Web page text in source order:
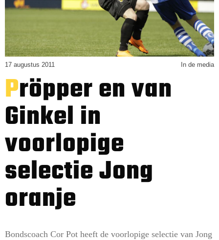
17 augustus 2011 In de media
Pröpper en van
Ginkel in
voorlopige
selectie Jong
oranje
Bondscoach Cor Pot heeft de voorlopige selectie van Jong